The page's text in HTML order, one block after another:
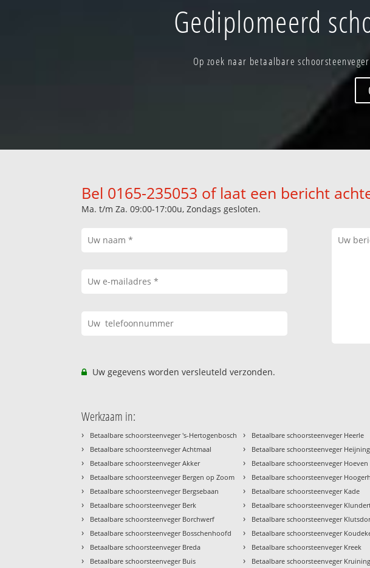
Gediplomeerd
Op zoek naar betaalbare
Bel 0165-235053 of laat een bericht
Ma. t/m Za. 09:00-17:00u, Zondags gesloten.
Uw gegevens worden versleuteld verzonden.
Werkzaam in:
› Betaalbare schoorsteenveger 's-Hertogenbosch
› Betaalbare schoorsteenveger Achtmaal
› Betaalbare schoorsteenveger Akker
› Betaalbare schoorsteenveger Bergen op Zoom
› Betaalbare schoorsteenveger Bergsebaan
› Betaalbare schoorsteenveger Berk
› Betaalbare schoorsteenveger Borchwerf
› Betaalbare schoorsteenveger Bosschenhoofd
› Betaalbare schoorsteenveger Breda
› Betaalbare schoorsteenveger Buis
› Betaalbare schoorsteenveger Heerle
› Betaalbare schoorsteenveger
› Betaalbare schoorsteenveger Hoeven
› Betaalbare schoorsteenveger
› Betaalbare schoorsteenveger Kade
› Betaalbare schoorsteenveger
› Betaalbare schoorsteenveger
› Betaalbare schoorsteenveger
› Betaalbare schoorsteenveger Kreek
› Betaalbare schoorsteenveger